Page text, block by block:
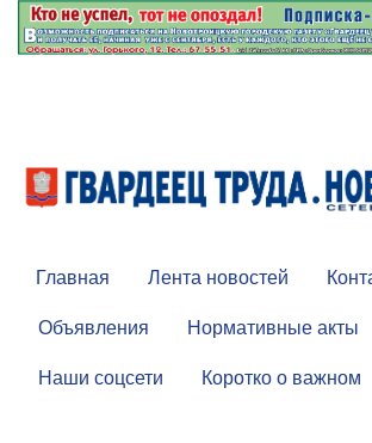
Главная Лента новостей
Объявления
Нормативные акты
Наши соцсети
Коротко о важном